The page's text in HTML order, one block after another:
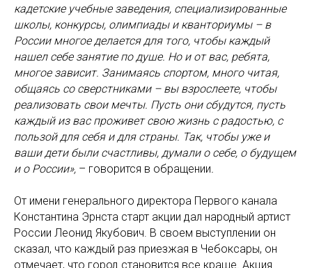
кадетские учебные заведения, специализированные
школы, конкурсы, олимпиады и кванториумы – в
России многое делается для того, чтобы каждый
нашел себе занятие по душе. Но и от вас, ребята,
многое зависит. Занимаясь спортом, много читая,
общаясь со сверстниками – вы взрослеете, чтобы
реализовать свои мечты. Пусть они сбудутся, пусть
каждый из вас проживет свою жизнь с радостью, с
пользой для себя и для страны. Так, чтобы уже и
ваши дети были счастливы, думали о себе, о будущем
и о России», – говорится в обращении.
От имени генерального директора Первого канала
Константина Эрнста старт акции дал народный артист
России Леонид Якубович. В своем выступлении он
сказал, что каждый раз приезжая в Чебоксары, он
отмечает, что город становится все краше. Акция